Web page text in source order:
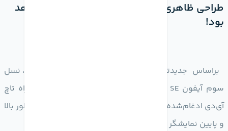
طراحی ظاهری آیفون SE 3 شبیه آیفون XR خواهد
بود!
براساس جدیدترین گزارش وبسایت مشهور MyDrivers، نسل
سوم آیفون SE اپل دارای طراحی شبیه آیفون XR به‌همراه تاچ
آی‌دی ادغام‌شده با دکمه پاور و دیگر شاهد حاشیه‌های قطور بالا
و پایین نمایشگر نخواهیم بود.